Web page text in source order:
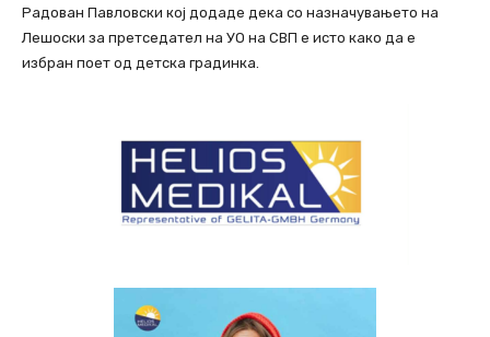
Радован Павловски кој додаде дека со назначувањето на
Лешоски за претседател на УО на СВП е исто како да е
избран поет од детска градинка.